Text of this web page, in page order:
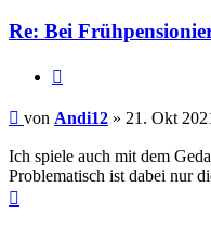
Re: Bei
Beitrag
von Andi12 » 21. Okt
Ich spiele auch mit dem
Problematisch ist dabei nur